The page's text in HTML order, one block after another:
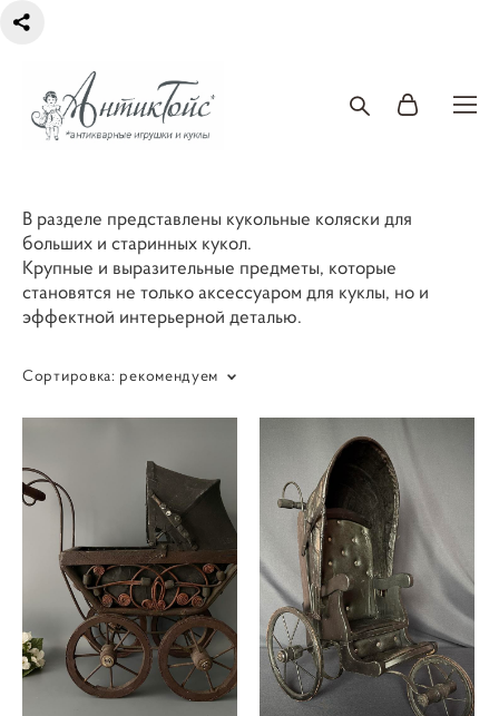
В разделе представлены кукольные коляски для
больших и старинных кукол.
Крупные и выразительные предметы, которые
становятся не только аксессуаром для куклы, но и
эффектной интерьерной деталью.
Сортировка: рекомендуем